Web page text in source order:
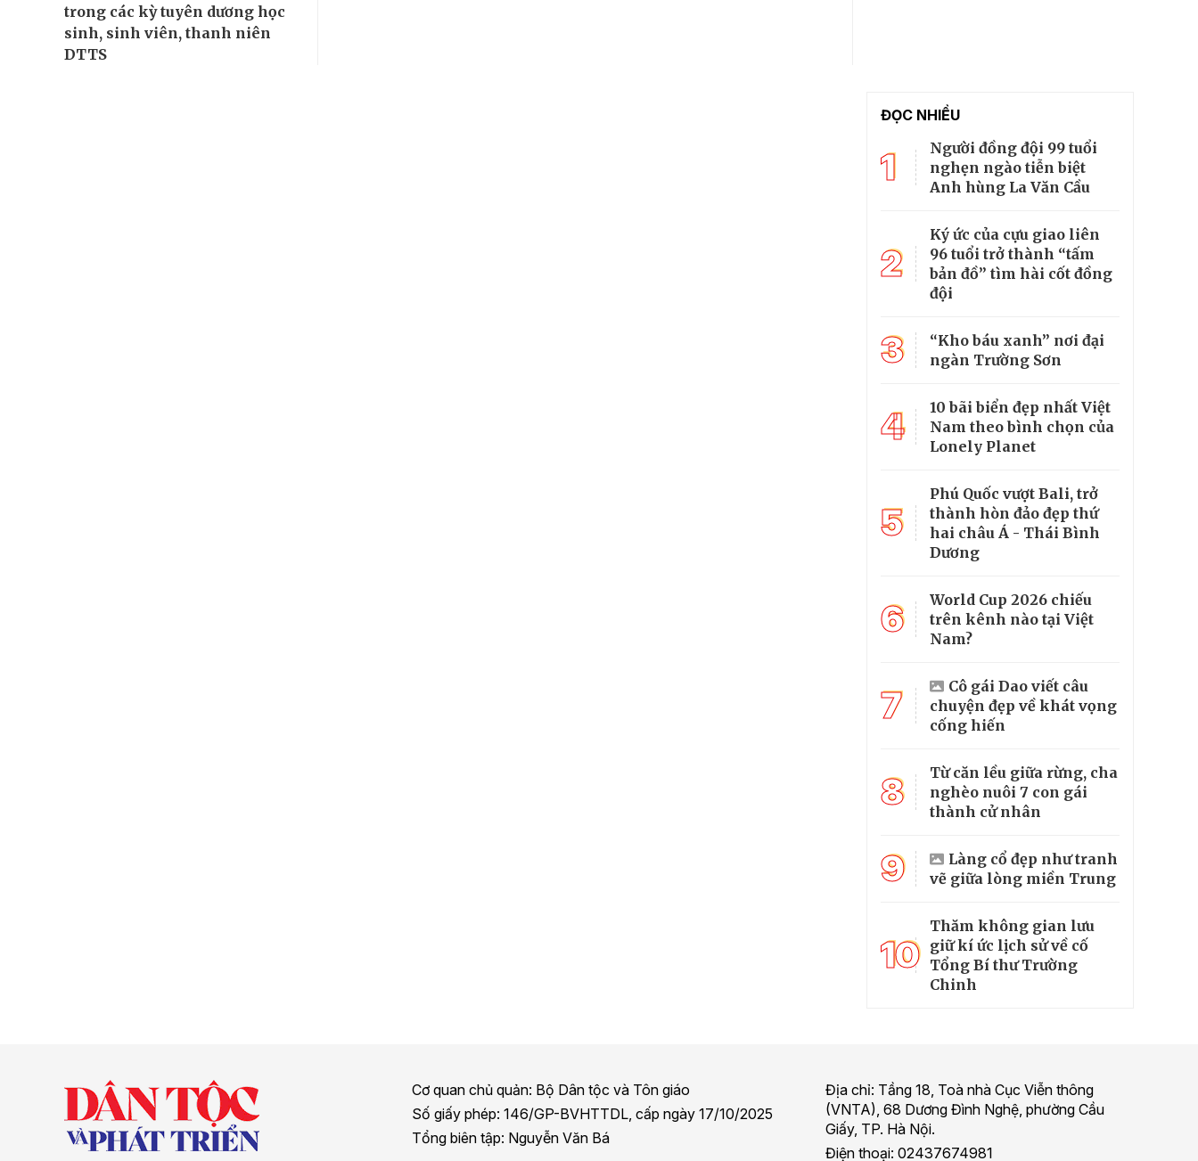
trong các kỳ tuyên dương học
sinh, sinh viên, thanh niên
DTTS
ĐỌC NHIỀU
1
Người đồng đội 99 tuổi
nghẹn ngào tiễn biệt
Anh hùng La Văn Cầu
2
Ký ức của cựu giao liên
96 tuổi trở thành “tấm
bản đồ” tìm hài cốt đồng
đội
3
“Kho báu xanh” nơi đại
ngàn Trường Sơn
4
10 bãi biển đẹp nhất Việt
Nam theo bình chọn của
Lonely Planet
5
Phú Quốc vượt Bali, trở
thành hòn đảo đẹp thứ
hai châu Á - Thái Bình
Dương
6
World Cup 2026 chiếu
trên kênh nào tại Việt
Nam?
7
Cô gái Dao viết câu
chuyện đẹp về khát vọng
cống hiến
8
Từ căn lều giữa rừng, cha
nghèo nuôi 7 con gái
thành cử nhân
9
Làng cổ đẹp như tranh
vẽ giữa lòng miền Trung
10
Thăm không gian lưu
giữ kí ức lịch sử về cố
Tổng Bí thư Trường
Chinh
Cơ quan chủ quản: Bộ Dân tộc và Tôn giáo
Số giấy phép: 146/GP-BVHTTDL, cấp ngày 17/10/2025
Tổng biên tập: Nguyễn Văn Bá
Địa chỉ: Tầng 18, Toà nhà Cục Viễn thông
(VNTA), 68 Dương Đình Nghệ, phường Cầu
Giấy, TP. Hà Nội.
Điện thoại: 02437674981